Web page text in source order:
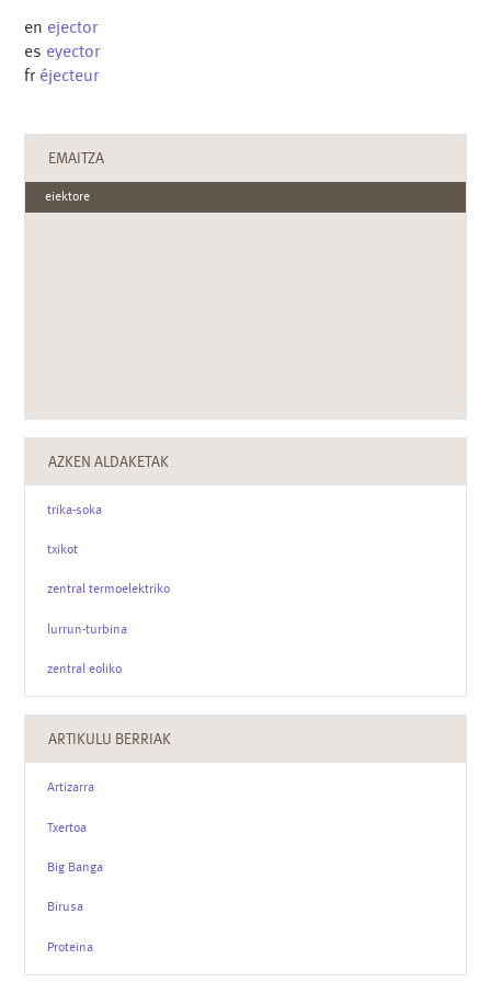
en ejector
es eyector
fr éjecteur
EMAITZA
eiektore
AZKEN ALDAKETAK
trika-soka
txikot
zentral termoelektriko
lurrun-turbina
zentral eoliko
ARTIKULU BERRIAK
Artizarra
Txertoa
Big Banga
Birusa
Proteina